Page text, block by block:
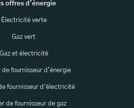
offres d'énergie
Électricité verte
Gaz vert
Gaz et électricité
de fournisseur d'énergie
fournisseur d’électricité
de fournisseur de gaz